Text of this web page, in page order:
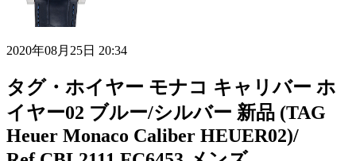
2020年08月25日 20:34
タグ・ホイヤー モナコ キャリバー ホ
イヤー02 ブルー/シルバー 新品 (TAG
Heuer Monaco Caliber HEUER02)/